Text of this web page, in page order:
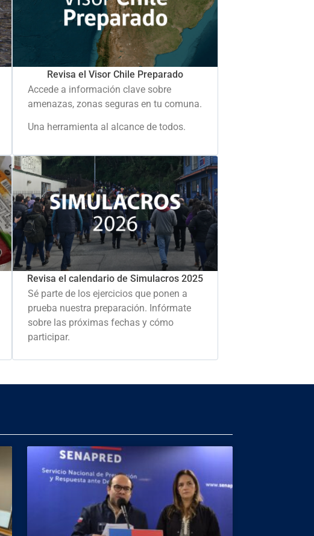
Revisa el Visor Chile Preparado
Accede a información clave sobre
amenazas, zonas seguras en tu comuna.
Una herramienta al alcance de todos.
Revisa el calendario de Simulacros 2025
Sé parte de los ejercicios que ponen a
prueba nuestra preparación. Infórmate
sobre las próximas fechas y cómo
participar.